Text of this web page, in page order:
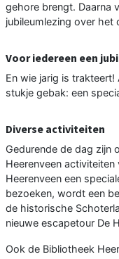
gehore brengt. Daarna
jubileumlezing over het
Voor iedereen een
En wie jarig is trakteert!
stukje gebak: een
Diverse activiteiten
Gedurende de dag zijn
Heerenveen
Heerenveen een
bezoeken, wordt een
de historische
nieuwe escapetour De
Ook de Bibliotheek